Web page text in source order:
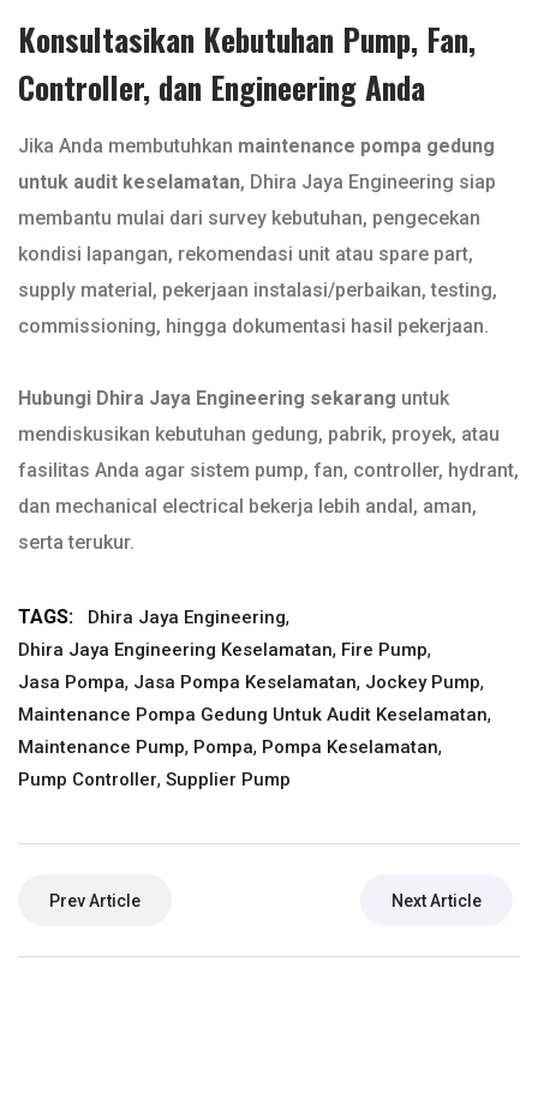
Konsultasikan Kebutuhan Pump, Fan,
Controller, dan Engineering Anda
Jika Anda membutuhkan maintenance pompa gedung
untuk audit keselamatan, Dhira Jaya Engineering siap
membantu mulai dari survey kebutuhan, pengecekan
kondisi lapangan, rekomendasi unit atau spare part,
supply material, pekerjaan instalasi/perbaikan, testing,
commissioning, hingga dokumentasi hasil pekerjaan.
Hubungi Dhira Jaya Engineering sekarang untuk
mendiskusikan kebutuhan gedung, pabrik, proyek, atau
fasilitas Anda agar sistem pump, fan, controller, hydrant,
dan mechanical electrical bekerja lebih andal, aman,
serta terukur.
TAGS: Dhira Jaya Engineering,
Dhira Jaya Engineering Keselamatan, Fire Pump,
Jasa Pompa, Jasa Pompa Keselamatan, Jockey Pump,
Maintenance Pompa Gedung Untuk Audit Keselamatan,
Maintenance Pump, Pompa, Pompa Keselamatan,
Pump Controller, Supplier Pump
Prev Article Next Article